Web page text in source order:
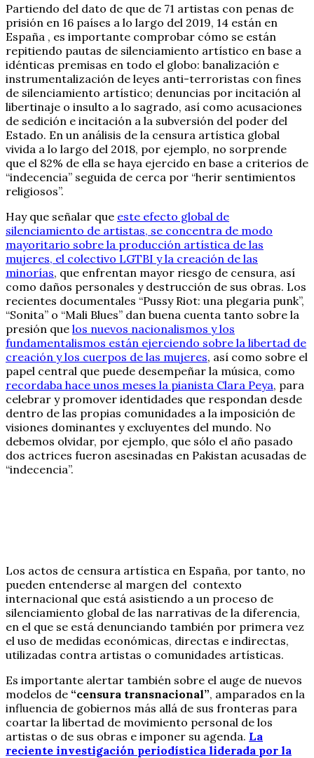
Partiendo del dato de que de 71 artistas con penas de
prisión en 16 países a lo largo del 2019, 14 están en
España , es importante comprobar cómo se están
repitiendo pautas de silenciamiento artístico en base a
idénticas premisas en todo el globo: banalización e
instrumentalización de leyes anti-terroristas con fines
de silenciamiento artístico; denuncias por incitación al
libertinaje o insulto a lo sagrado, así como acusaciones
de sedición e incitación a la subversión del poder del
Estado. En un análisis de la censura artística global
vivida a lo largo del 2018, por ejemplo, no sorprende
que el 82% de ella se haya ejercido en base a criterios de
“indecencia” seguida de cerca por “herir sentimientos
religiosos”.
Hay que señalar que este efecto global de
silenciamiento de artistas, se concentra de modo
mayoritario sobre la producción artística de las
mujeres, el colectivo LGTBI y la creación de las
minorías, que enfrentan mayor riesgo de censura, así
como daños personales y destrucción de sus obras. Los
recientes documentales “Pussy Riot: una plegaria punk”,
“Sonita” o “Mali Blues” dan buena cuenta tanto sobre la
presión que los nuevos nacionalismos y los
fundamentalismos están ejerciendo sobre la libertad de
creación y los cuerpos de las mujeres, así como sobre el
papel central que puede desempeñar la música, como
recordaba hace unos meses la pianista Clara Peya, para
celebrar y promover identidades que respondan desde
dentro de las propias comunidades a la imposición de
visiones dominantes y excluyentes del mundo. No
debemos olvidar, por ejemplo, que sólo el año pasado
dos actrices fueron asesinadas en Pakistan acusadas de
“indecencia”.
Los actos de censura artística en España, por tanto, no
pueden entenderse al margen del contexto
internacional que está asistiendo a un proceso de
silenciamiento global de las narrativas de la diferencia,
en el que se está denunciando también por primera vez
el uso de medidas económicas, directas e indirectas,
utilizadas contra artistas o comunidades artísticas.
Es importante alertar también sobre el auge de nuevos
modelos de “censura transnacional”, amparados en la
influencia de gobiernos más allá de sus fronteras para
coartar la libertad de movimiento personal de los
artistas o de sus obras e imponer su agenda. La
reciente investigación periodística liderada por la